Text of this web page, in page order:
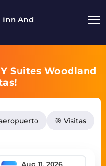
Inn And
Suites Woodland
🎯 Visitas